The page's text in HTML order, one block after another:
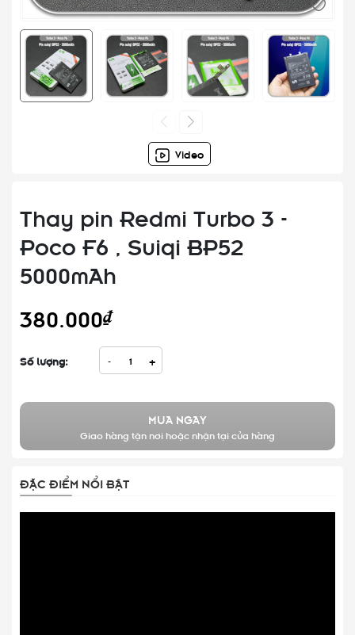
Video
Thay pin Redmi Turbo 3 -
Poco F6 , Suiqi BP52
5000mAh
380.000₫
Số lượng: - +
MUA NGAY
Giao hàng tận nơi hoặc nhận tại cửa hàng
ĐẶC ĐIỂM NỔI BẬT